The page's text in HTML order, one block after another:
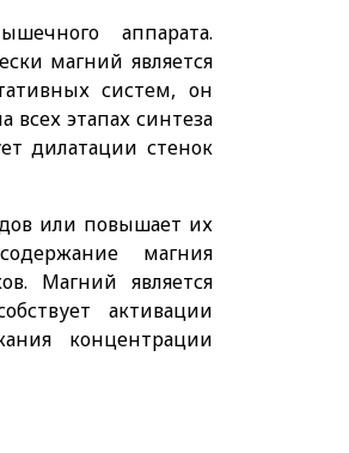
аппарата.
магний является
систем, он
всех этапах синтеза
дилатации стенок
или повышает их
магния
Магний является
активации
концентрации